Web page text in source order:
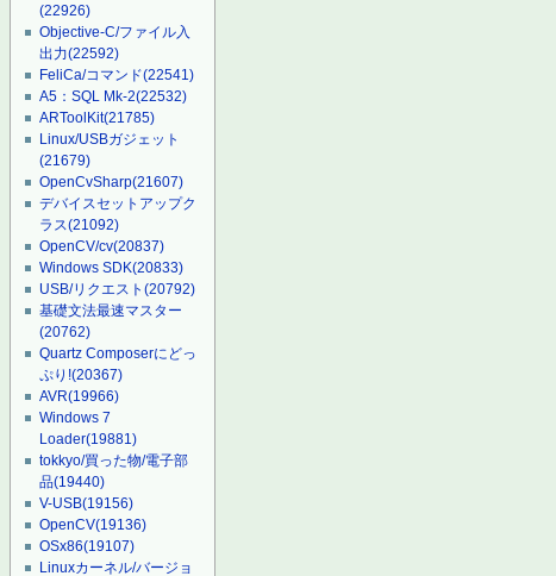
(22926)
Objective-C/ファイル入
出力(22592)
FeliCa/コマンド(22541)
A5：SQL Mk-2(22532)
ARToolKit(21785)
Linux/USBガジェット
(21679)
OpenCvSharp(21607)
デバイスセットアップク
ラス(21092)
OpenCV/cv(20837)
Windows SDK(20833)
USB/リクエスト(20792)
基礎文法最速マスター
(20762)
Quartz Composerにどっ
ぷり!(20367)
AVR(19966)
Windows 7
Loader(19881)
tokkyo/買った物/電子部
品(19440)
V-USB(19156)
OpenCV(19136)
OSx86(19107)
Linuxカーネル/バージョ